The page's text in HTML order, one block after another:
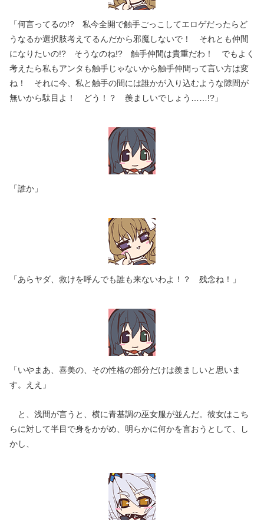
「何言ってるの!? 私今全開で触手ごっこしてエロゲだったらど
うなるか選択肢考えてるんだから邪魔しないで！ それとも仲間
になりたいの!? そうなのね!? 触手仲間は貴重だわ！ でもよく
考えたら私もアンタも触手じゃないから触手仲間って言い方は変
ね！ それに今、私と触手の間には誰かが入り込むような隙間が
無いから駄目よ！ どう！？ 羨ましいでしょう……!?」
「誰か」
「あらヤダ、救けを呼んでも誰も来ないわよ！？ 残念ね！」
「いやまあ、喜美の、その性格の部分だけは羨ましいと思いま
す。ええ」
と、浅間が言うと、横に青基調の巫女服が並んだ。彼女はこち
らに対して半目で身をかがめ、明らかに何かを言おうとして、し
かし、